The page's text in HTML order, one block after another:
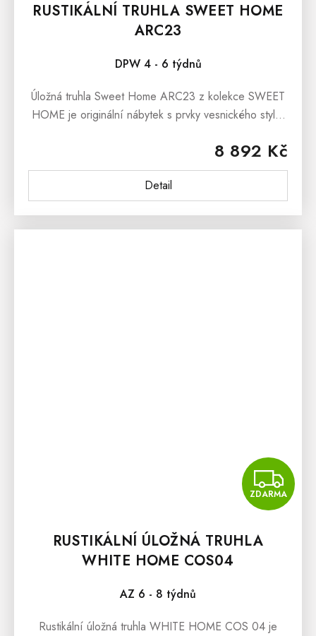
RUSTIKÁLNÍ TRUHLA SWEET HOME
ARC23
DPW 4 - 6 týdnů
8 892 Kč
Detail
Úložná truhla Sweet Home ARC23 z kolekce SWEET
HOME je originální nábytek s prvky vesnického stylu.
ZDARMA
RUSTIKÁLNÍ ÚLOŽNÁ TRUHLA
WHITE HOME COS04
AZ 6 - 8 týdnů
Rustikální úložná truhla WHITE HOME COS 04 je